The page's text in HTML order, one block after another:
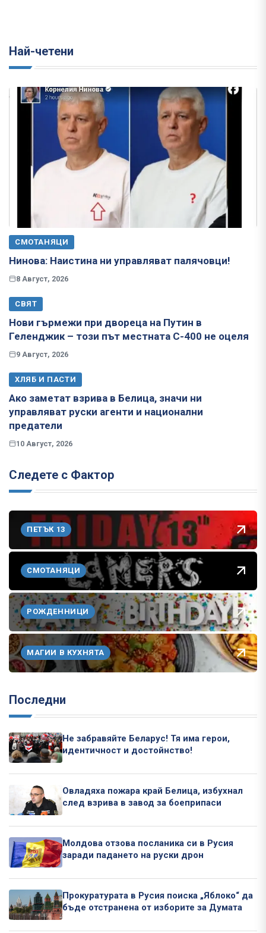
Най-четени
СМОТАНЯЦИ
Нинова: Наистина ни управляват палячовци!
8 Август, 2026
СВЯТ
Нови гърмежи при двореца на Путин в
Геленджик – този път местната С-400 не оцеля
9 Август, 2026
ХЛЯБ И ПАСТИ
Ако заметат взрива в Белица, значи ни
управляват руски агенти и национални
предатели
10 Август, 2026
Следете с Фактор
ПЕТЪК 13
СМОТАНЯЦИ
РОЖДЕННИЦИ
МАГИИ В КУХНЯТА
Последни
Не забравяйте Беларус! Тя има герои,
идентичност и достойнство!
Овладяха пожара край Белица, избухнал
след взрива в завод за боеприпаси
Молдова отзова посланика си в Русия
заради падането на руски дрон
Прокуратурата в Русия поиска „Яблоко“ да
бъде отстранена от изборите за Думата